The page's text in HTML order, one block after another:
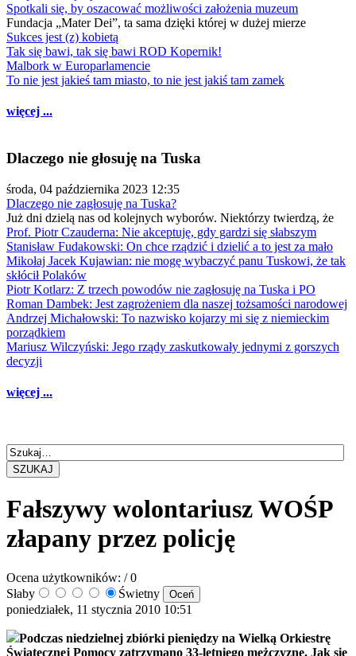
Spotkali się, by oszacować możliwości założenia muzeum
Fundacja „Mater Dei”, ta sama dzięki której w dużej mierze
Sukces jest (z) kobietą
Tak się bawi, tak się bawi ROD Kopernik!
Malbork w Europarlamencie
To nie jest jakieś tam miasto, to nie jest jakiś tam zamek
więcej ...
Dlaczego nie głosuję na Tuska
środa, 04 października 2023 12:35
Dlaczego nie zagłosuję na Tuska?
Już dni dzielą nas od kolejnych wyborów. Niektórzy twierdzą, że
Prof. Piotr Czauderna: Nie akceptuję, gdy gardzi się słabszym
Stanisław Fudakowski: On chce rządzić i dzielić a to jest za mało
Mikołaj Jacek Kujawian: nie mogę wybaczyć panu Tuskowi, że tak
skłócił Polaków
Piotr Kotlarz: Z trzech powodów nie zagłosuję na Tuska i PO
Roman Dambek: Jest zagrożeniem dla naszej tożsamości narodowej
Andrzej Michałowski: To nazwisko kojarzy mi się z niemieckim
porządkiem
Mariusz Wilczyński: Jego rządy zaskutkowały jednymi z gorszych
decyzji
więcej ...
SZUKAJ
Fałszywy wolontariusz WOŚP
złapany przez policję
Ocena użytkowników: / 0
Słaby
Świetny
poniedziałek, 11 stycznia 2010 10:51
Podczas niedzielnej zbiórki pieniędzy na Wielką Orkiestrę
Świątecznej Pomocy zatrzymano 33-letniego mężczyznę. Jak się